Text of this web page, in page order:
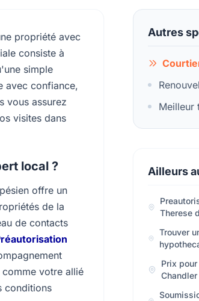
propriété avec
consiste à
simple
avec confiance,
vous assurez
visites dans
local ?
offre un
de la
de contacts
votre allié
conditions
Autres
Meilleur
Ailleurs
Therese
Trouver
Prix
Chandler